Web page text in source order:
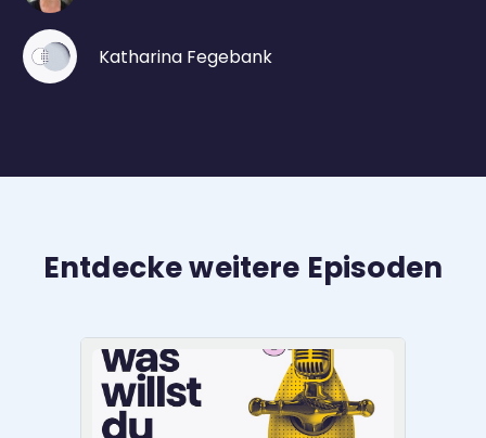
Katharina Fegebank
Entdecke weitere Episoden